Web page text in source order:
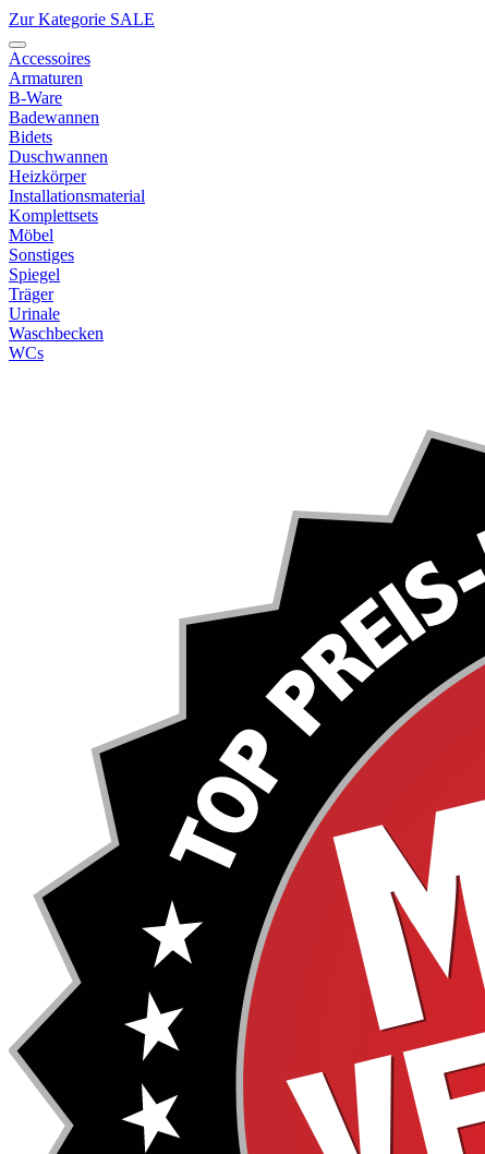
Zur Kategorie SALE
Accessoires
Armaturen
B-Ware
Badewannen
Bidets
Duschwannen
Heizkörper
Installationsmaterial
Komplettsets
Möbel
Sonstiges
Spiegel
Träger
Urinale
Waschbecken
WCs